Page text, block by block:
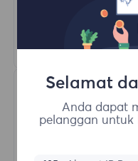
HTTP(S)/SOCKS5
Pelajari
Selamat
Anda dapat
pelanggan